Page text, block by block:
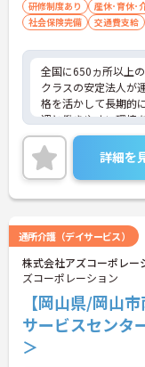
研修制度あり
産休･育休･
社会保険完備
交通費支給
全国に650ヵ所以上
クラスの安定法人が
格を活かして長期的
遇と働きやすい環境
力は夜勤なしの日勤
り確保できる点にあ
ッシュ休暇を利用し
た、子育てサポート
取得しており、こど
入社後1年間は専用
ローするため、新し
す。最大185万円の
等の独自の福利厚生
の方がご自身の個性
って働き続けられる
詳細を
通所介護（デイサービス）
株式会社アズコーポレー
ズコーポレーション
【岡山県/岡山
サービスセンタ
＞